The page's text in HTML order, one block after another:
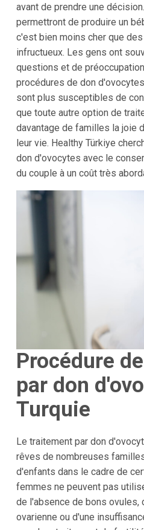
avant de prendre une
permettront de produire un
c'est bien moins cher que
infructueux. Les gens ont
questions et de
procédures de don
sont plus susceptibles de
que toute autre option de
davantage de familles la joie
leur vie. Healthy Türkiye
don d'ovocytes avec le
du couple à un coût très
Procédure
par don
Turquie
Le traitement par don
rêves de nombreuses
d'enfants dans le cadre de
femmes ne peuvent pas
de l'absence de bons ovules,
ovarienne ou d'une